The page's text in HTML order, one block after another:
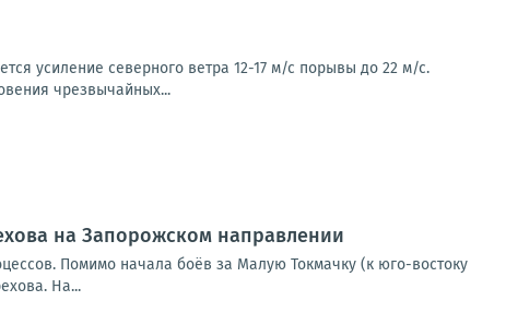
усиление северного ветра 12-17 м/с порывы до 22 м/с.
чрезвычайных...
на Запорожском направлении
Помимо начала боёв за Малую Токмачку (к юго-востоку
На...